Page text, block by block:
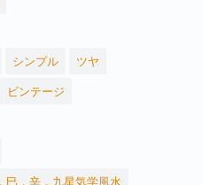
シンプル
ツヤ
ビンテージ
巳，辛，九星気学風水